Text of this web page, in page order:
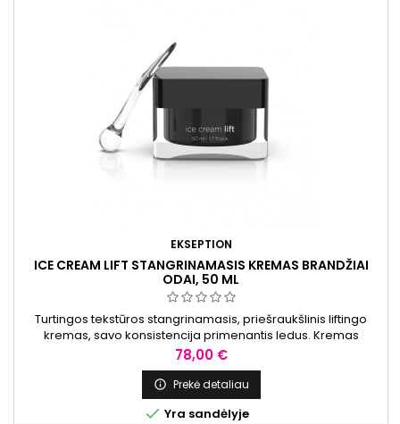
EKSEPTION
ICE CREAM LIFT STANGRINAMASIS KREMAS BRANDŽIAI
ODAI, 50 ML
Turtingos tekstūros stangrinamasis, priešraukšlinis liftingo
kremas, savo konsistencija primenantis ledus. Kremas
padeda intensyviai stangrinti, suteikia odai pakėlimo efektą ir
prisideda prie suglebusios, pavargusios odos išvaizdos
gerinimo. Idealiai tinka brandžiai, sausai ar dehidratuotai
odai.
Kaina
78,00 €
 Prekė detaliau
 Yra sandėlyje